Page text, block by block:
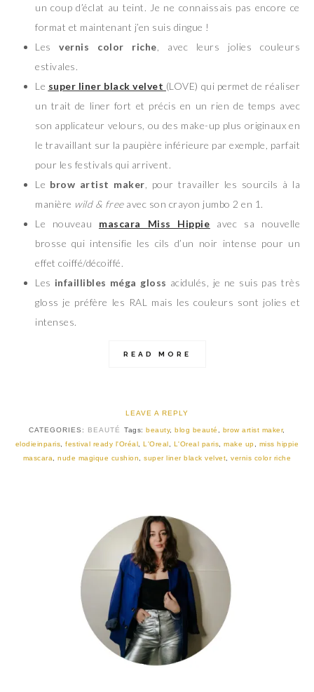
un coup d’éclat au teint. Je ne connaissais pas encore ce
format et maintenant j’en suis dingue !
Lesvernis color riche , avec leurs jolies couleurs
estivales.
Le super liner black velvet (LOVE) qui permet de réaliser
un trait de liner fort et précis en un rien de temps avec
son applicateur velours, ou des make-up plus originaux en
le travaillant sur la paupière inférieure par exemple, parfait
pour les festivals qui arrivent.
Le brow artist maker , pour travailler les sourcils à la
manière wild & freeavec son crayon jumbo 2 en 1.
Le nouveau mascara Miss Hippie avec sa nouvelle
brosse qui intensifie les cils d’un noir intense pour un
effet coiffé/décoiffé.
Les infaillibles méga gloss acidulés, je ne suis pas très
gloss je préfère les RAL mais les couleurs sont jolies et
intenses.
READ MORE
LEAVE A REPLY
CATEGORIES: BEAUTÉ Tags:beauty,blog beauté brow artist maker,
elodieinparis ,festival ready l'Oréal ,L'Oreal L'Oreal paris ,make up
miss hippie
mascara
,nude magique cushion ,super liner black velvet ,vernis color riche